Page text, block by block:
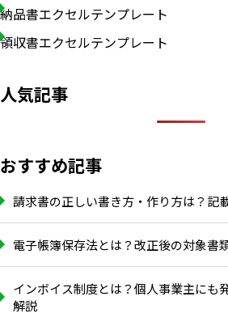
納品書エクセルテンプレート
領収書エクセルテンプレート
人気記事
おすすめ記事
請求書の正しい書き方・作り方は？記
電子帳簿保存法とは？改正後の対象書
インボイス制度とは？個人事業主にも
解説